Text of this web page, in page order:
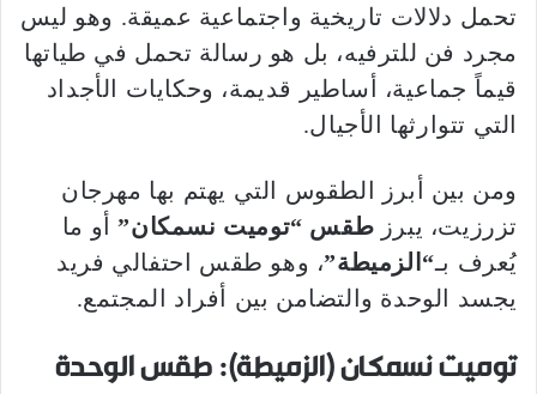
تحمل دلالات تاريخية واجتماعية عميقة. وهو ليس
مجرد فن للترفيه، بل هو رسالة تحمل في طياتها
قيماً جماعية، أساطير قديمة، وحكايات الأجداد
التي تتوارثها الأجيال.
ومن بين أبرز الطقوس التي يهتم بها مهرجان
تزرزيت، يبرز طقس “توميت نسمكان”أو ما
يُعرف بـ“الزميطة”، وهو طقس احتفالي فريد
يجسد الوحدة والتضامن بين أفراد المجتمع.
توميت نسمكان (الزميطة): طقس الوحدة